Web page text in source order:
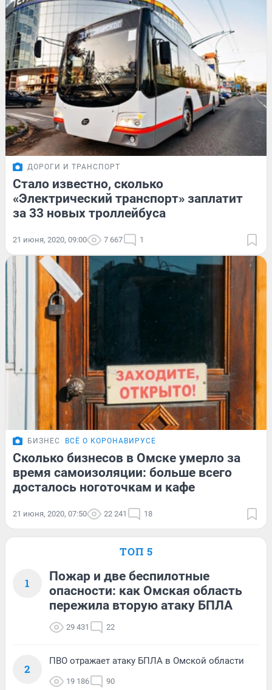
ДОРОГИ И ТРАНСПОРТ
Стало известно, сколько
«Электрический транспорт» заплатит
за 33 новых троллейбуса
21 июня, 2020, 09:00 7 667 1
БИЗНЕС ВСЁ О КОРОНАВИРУСЕ
Сколько бизнесов в Омске умерло за
время самоизоляции: больше всего
досталось ноготочкам и кафе
21 июня, 2020, 07:50 22 241 18
ТОП 5
1
Пожар и две беспилотные
опасности: как Омская область
пережила вторую атаку БПЛА
29 431 22
2
ПВО отражает атаку БПЛА в Омской области
19 186 90